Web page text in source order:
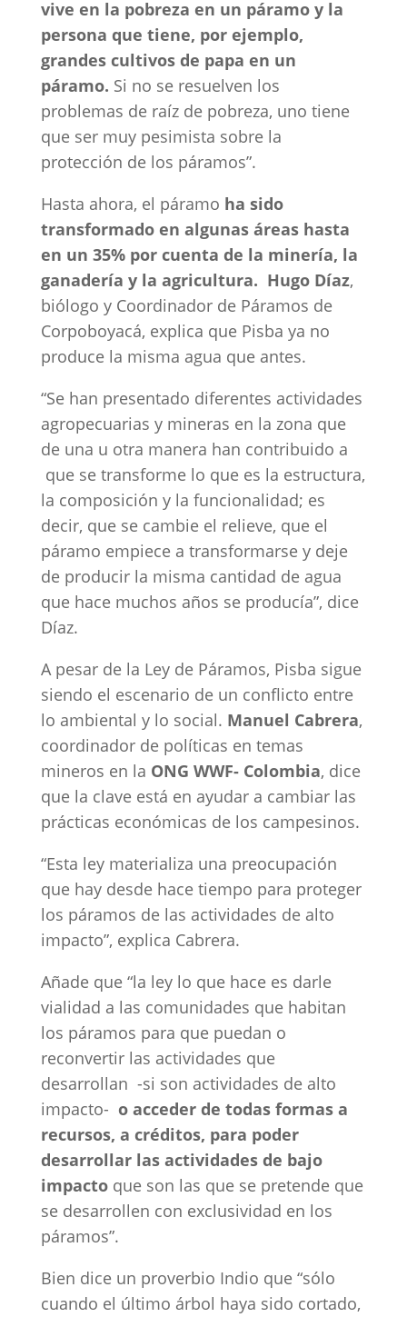
vive en la pobreza en un páramo y la
persona que tiene, por ejemplo,
grandes cultivos de papa en un
páramo. Si no se resuelven los
problemas de raíz de pobreza, uno tiene
que ser muy pesimista sobre la
protección de los páramos”.
Hasta ahora, el páramo ha sido
transformado en algunas áreas hasta
en un 35% por cuenta de la minería, la
ganadería y la agricultura. Hugo Díaz,
biólogo y Coordinador de Páramos de
Corpoboyacá, explica que Pisba ya no
produce la misma agua que antes.
“Se han presentado diferentes actividades
agropecuarias y mineras en la zona que
de una u otra manera han contribuido a
que se transforme lo que es la estructura,
la composición y la funcionalidad; es
decir, que se cambie el relieve, que el
páramo empiece a transformarse y deje
de producir la misma cantidad de agua
que hace muchos años se producía”, dice
Díaz.
A pesar de la Ley de Páramos, Pisba sigue
siendo el escenario de un conflicto entre
lo ambiental y lo social. Manuel Cabrera,
coordinador de políticas en temas
mineros en la ONG WWF- Colombia, dice
que la clave está en ayudar a cambiar las
prácticas económicas de los campesinos.
“Esta ley materializa una preocupación
que hay desde hace tiempo para proteger
los páramos de las actividades de alto
impacto”, explica Cabrera.
Añade que “la ley lo que hace es darle
vialidad a las comunidades que habitan
los páramos para que puedan o
reconvertir las actividades que
desarrollan -si son actividades de alto
impacto- o acceder de todas formas a
recursos, a créditos, para poder
desarrollar las actividades de bajo
impacto que son las que se pretende que
se desarrollen con exclusividad en los
páramos”.
Bien dice un proverbio Indio que “sólo
cuando el último árbol haya sido cortado,